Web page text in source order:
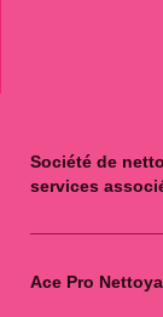
Société de
services
Ace Pro